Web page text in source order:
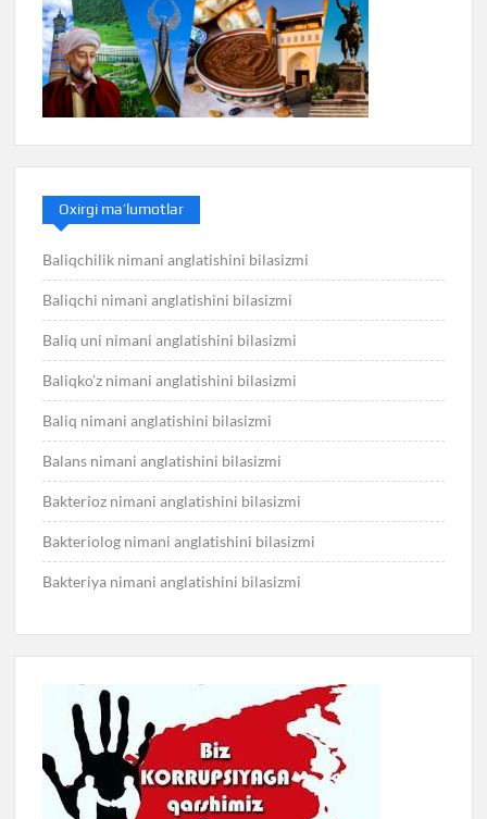
Oxirgi ma’lumotlar
Baliqchilik nimani anglatishini bilasizmi
Baliqchi nimani anglatishini bilasizmi
Baliq uni nimani anglatishini bilasizmi
Baliqko’z nimani anglatishini bilasizmi
Baliq nimani anglatishini bilasizmi
Balans nimani anglatishini bilasizmi
Bakterioz nimani anglatishini bilasizmi
Bakteriolog nimani anglatishini bilasizmi
Bakteriya nimani anglatishini bilasizmi